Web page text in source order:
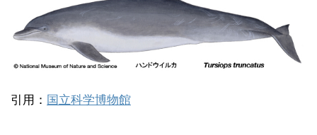
引用： 国立科学博物館